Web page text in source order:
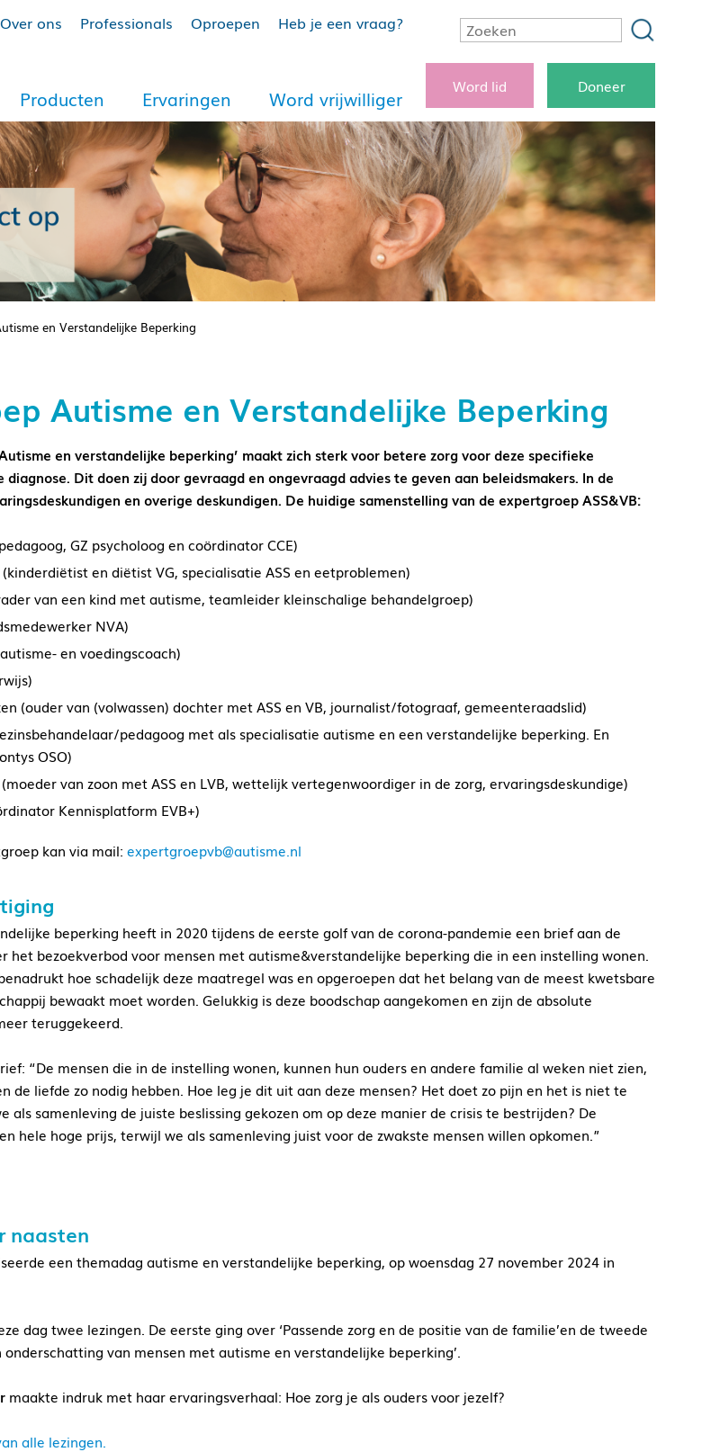
Over ons Professionals Oproepen Heb je een vraag?
Producten Ervaringen Word vrijwilliger
Word lid Doneer
en Verstandelijke Beperking
Autisme en Verstandelijke Beperking
en verstandelijke beperking’ maakt zich sterk voor betere zorg voor deze specifieke
Dit doen zij door gevraagd en ongevraagd advies te geven aan beleidsmakers. In de
en overige deskundigen. De huidige samenstelling van de expertgroep ASS&VB:
GZ psycholoog en coördinator CCE)
(kinderdiëtist en diëtist VG, specialisatie ASS en eetproblemen)
van een kind met autisme, teamleider kleinschalige behandelgroep)
NVA)
en voedingscoach)
(ouder van (volwassen) dochter met ASS en VB, journalist/fotograaf, gemeenteraadslid)
pedagoog met als specialisatie autisme en een verstandelijke beperking. En
OSO)
van zoon met ASS en LVB, wettelijk vertegenwoordiger in de zorg, ervaringsdeskundige)
Kennisplatform EVB+)
kan via mail: expertgroepvb@autisme.nl
beperking heeft in 2020 tijdens de eerste golf van de corona-pandemie een brief aan de
het bezoekverbod voor mensen met autisme&verstandelijke beperking die in een instelling wonen.
hoe schadelijk deze maatregel was en opgeroepen dat het belang van de meest kwetsbare
bewaakt moet worden. Gelukkig is deze boodschap aangekomen en zijn de absolute
teruggekeerd.
“De mensen die in de instelling wonen, kunnen hun ouders en andere familie al weken niet zien,
de liefde zo nodig hebben. Hoe leg je dit uit aan deze mensen? Het doet zo pijn en het is niet te
als samenleving de juiste beslissing gekozen om op deze manier de crisis te bestrijden? De
hele hoge prijs, terwijl we als samenleving juist voor de zwakste mensen willen opkomen.”
naasten
een themadag autisme en verstandelijke beperking, op woensdag 27 november 2024 in
dag twee lezingen. De eerste ging over ‘Passende zorg en de positie van de familie’en de tweede
onderschatting van mensen met autisme en verstandelijke beperking’.
maakte indruk met haar ervaringsverhaal: Hoe zorg je als ouders voor jezelf?
alle lezingen.